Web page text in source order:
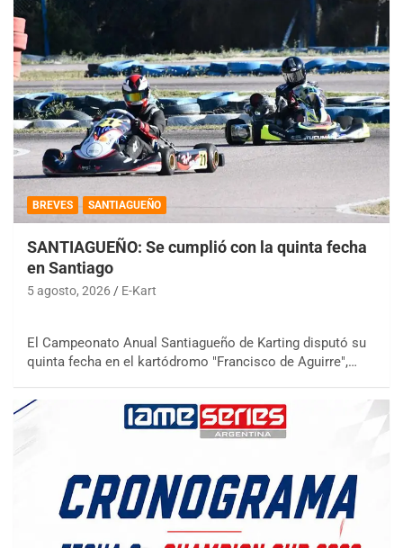
BREVES SANTIAGUEÑO
SANTIAGUEÑO: Se cumplió con la quinta fecha
en Santiago
5 agosto, 2026 E-Kart
El Campeonato Anual Santiagueño de Karting disputó su
quinta fecha en el kartódromo "Francisco de Aguirre",…